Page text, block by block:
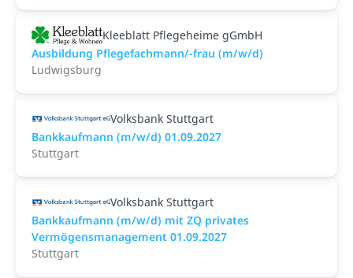
Kleeblatt Pflegeheime gGmbH
Ausbildung Pflegefachmann/-frau (m/w/d)
Ludwigsburg
Volksbank Stuttgart
Bankkaufmann (m/w/d) 01.09.2027
Stuttgart
Volksbank Stuttgart
Bankkaufmann (m/w/d) mit ZQ privates
Vermögensmanagement 01.09.2027
Stuttgart